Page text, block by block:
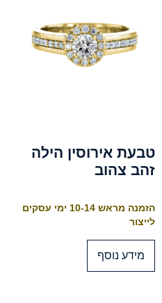
טבעת אירוסין הילה
זהב צהוב
הזמנה מראש 10-14 ימי עסקים
לייצור
מידע נוסף